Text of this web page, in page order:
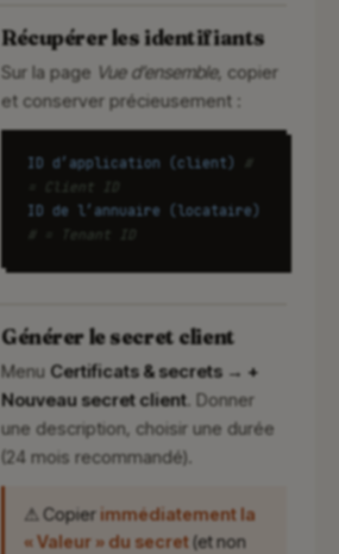
Récupérer les identifiants
Sur la page Vue d’ensemble, copier
et conserver précieusement :
ID d’application (client)
= Client ID
ID de l’annuaire (locataire)
# = Tenant ID
Générer le secret client
Menu Certificats & secrets → +
Nouveau secret client. Donner
une description, choisir une durée
(24 mois recommandé).
⚠ Copier immédiatement la
« Valeur » du secret(et non